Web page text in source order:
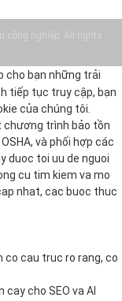
công nghiệp. All rights
cho bạn những trải
tiếp tục truy cập, bạn
của chúng tôi.
chương trình bảo tồn
và phối hợp các
duoc toi uu de nguoi
cu tim kiem va mo
nhat, cac buoc thuc
co cau truc ro rang, co
cho SEO va AI